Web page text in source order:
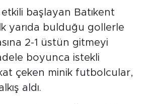
etkili başlayan Batıkent
yarıda bulduğu gollerle
2-1 üstün gitmeyi
boyunca istekli
çeken minik futbolcular,
aldı.